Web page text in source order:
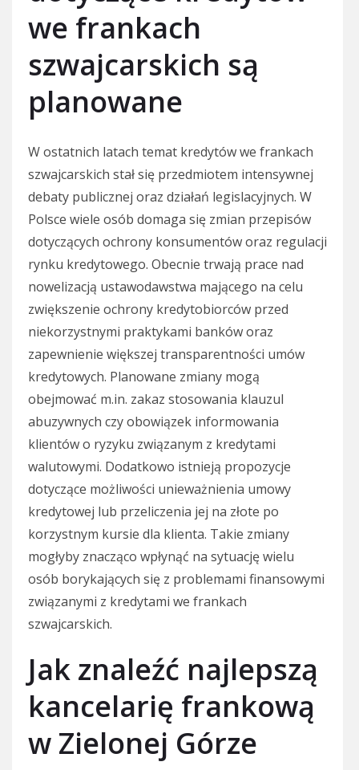
we frankach
szwajcarskich są
planowane
W ostatnich latach temat kredytów we frankach
szwajcarskich stał się przedmiotem intensywnej
debaty publicznej oraz działań legislacyjnych. W
Polsce wiele osób domaga się zmian przepisów
dotyczących ochrony konsumentów oraz regulacji
rynku kredytowego. Obecnie trwają prace nad
nowelizacją ustawodawstwa mającego na celu
zwiększenie ochrony kredytobiorców przed
niekorzystnymi praktykami banków oraz
zapewnienie większej transparentności umów
kredytowych. Planowane zmiany mogą
obejmować m.in. zakaz stosowania klauzul
abuzywnych czy obowiązek informowania
klientów o ryzyku związanym z kredytami
walutowymi. Dodatkowo istnieją propozycje
dotyczące możliwości unieważnienia umowy
kredytowej lub przeliczenia jej na złote po
korzystnym kursie dla klienta. Takie zmiany
mogłyby znacząco wpłynąć na sytuację wielu
osób borykających się z problemami finansowymi
związanymi z kredytami we frankach
szwajcarskich.
Jak znaleźć najlepszą
kancelarię frankową
w Zielonej Górze